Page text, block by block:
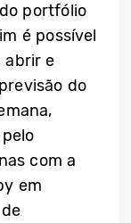
portfólio
é possível
abrir e
do
com a
em